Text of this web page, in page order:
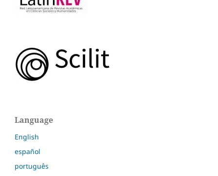
Language
English
español
português